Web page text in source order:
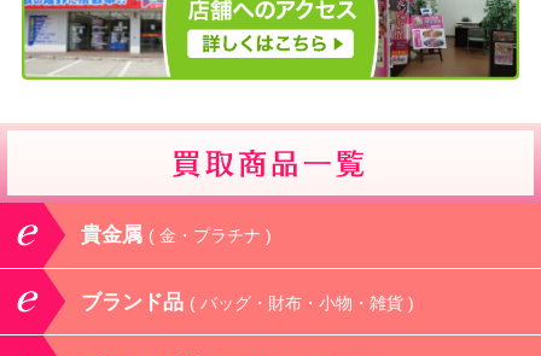
貴金属 ( 金・プラチナ )
ブランド品 ( バッグ・財布・小物・雑貨 )